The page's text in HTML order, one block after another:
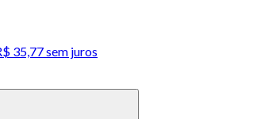
35,77sem juros